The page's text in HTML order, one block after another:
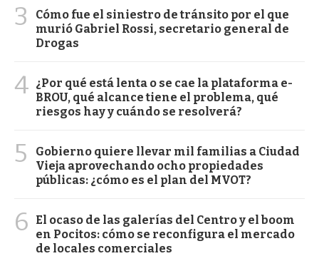
3
Cómo fue el siniestro de tránsito por el que
murió Gabriel Rossi, secretario general de
Drogas
4 ¿Por qué está lenta o se cae la plataforma e-
BROU, qué alcance tiene el problema, qué
riesgos hay y cuándo se resolverá?
5
Gobierno quiere llevar mil familias a Ciudad
Vieja aprovechando ocho propiedades
públicas: ¿cómo es el plan del MVOT?
6
El ocaso de las galerías del Centro y el boom
en Pocitos: cómo se reconfigura el mercado
de locales comerciales